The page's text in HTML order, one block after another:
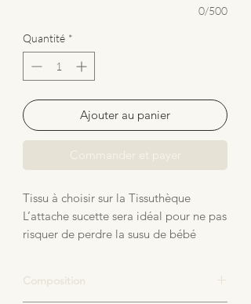
0/500
Quantité *
Ajouter au panier
Commander et payer
Tissu à choisir sur la Tissuthèque
L’attache sucette sera idéal pour ne pas
risquer de perdre la susu de bébé
mâchouillé sans soucis
Composition